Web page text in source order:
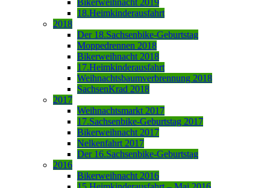
18.Heimkinderausfahrt
2018
Der 18.Sachsenbike-Geburtstag
Moppedrennen 2018
Bikerweihnacht 2018
17.Heimkinderausfahrt
Weihnachtsbaumverbrennung 2018
SachsenKrad 2018
2017
Weihnachtsmarkt 2017
17.Sachsenbike-Geburtstag 2017
Bikerweihnacht 2017
Nelkenfahrt 2017
Der 16.Sachsenbike-Geburtstag
2016
Bikerweihnacht 2016